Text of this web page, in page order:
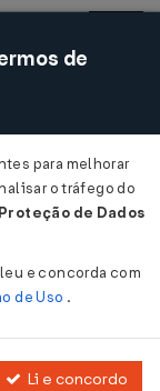
Acessar
53 DE
de
para melhorar
o tráfego do
de Dados
e concorda com
de Uso .
Li e concordo